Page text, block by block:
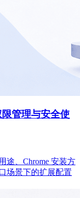
管理与安全使
途、Chrome 安装方
场景下的扩展配置